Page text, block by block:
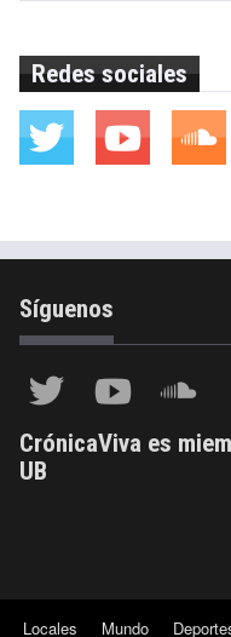
Redes sociales
Síguenos
CrónicaViva es
UB
Locales Mundo